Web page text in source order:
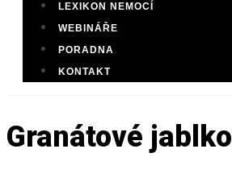
LEXIKON NEMOCÍ
WEBINÁŘE
PORADNA
KONTAKT
Granátové jablko